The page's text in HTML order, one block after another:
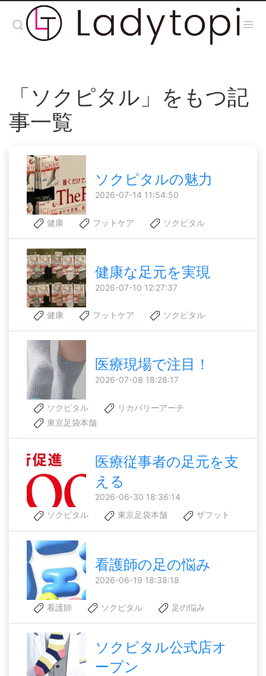
「ソクピタル」をもつ記
事一覧
ソクピタルの魅力
2026-07-14 11:54:50
健康 フットケア ソクピタル
健康な足元を実現
2026-07-10 12:27:37
健康 フットケア ソクピタル
医療現場で注目！
2026-07-08 18:28:17
ソクピタル
リカバリーアーチ
東京足袋本舗
医療従事者の足元を支
える
2026-06-30 18:36:14
ソクピタル
東京足袋本舗 ザフット
看護師の足の悩み
2026-06-19 18:38:18
看護師 ソクピタル 足の悩み
ソクピタル公式店オ
ープン